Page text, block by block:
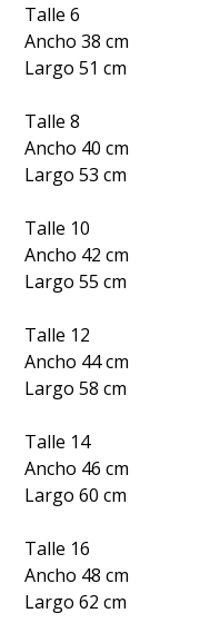
Talle 6
Ancho 38 cm
Largo 51 cm
Talle 8
Ancho 40 cm
Largo 53 cm
Talle 10
Ancho 42 cm
Largo 55 cm
Talle 12
Ancho 44 cm
Largo 58 cm
Talle 14
Ancho 46 cm
Largo 60 cm
Talle 16
Ancho 48 cm
Largo 62 cm